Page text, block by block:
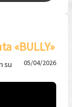
«BULLY»
su
05/04/2026